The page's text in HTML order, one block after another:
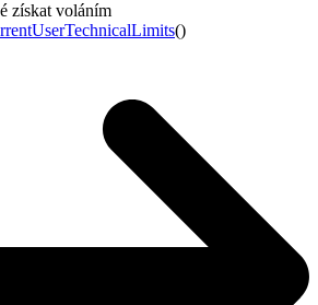
získat voláním
()